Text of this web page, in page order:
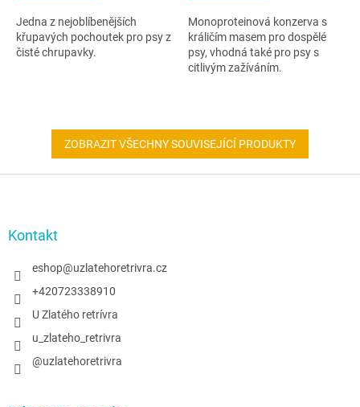
Jedna z nejoblíbenějších
křupavých pochoutek pro psy z
čisté chrupavky.
Monoproteinová konzerva s
králičím masem pro dospělé
psy, vhodná také pro psy s
citlivým zažíváním.
ZOBRAZIT VŠECHNY SOUVISEJÍCÍ PRODUKTY
Kontakt
eshop@uzlatehoretrivra.cz
+420723338910
U Zlatého retrívra
u_zlateho_retrivra
@uzlatehoretrivra